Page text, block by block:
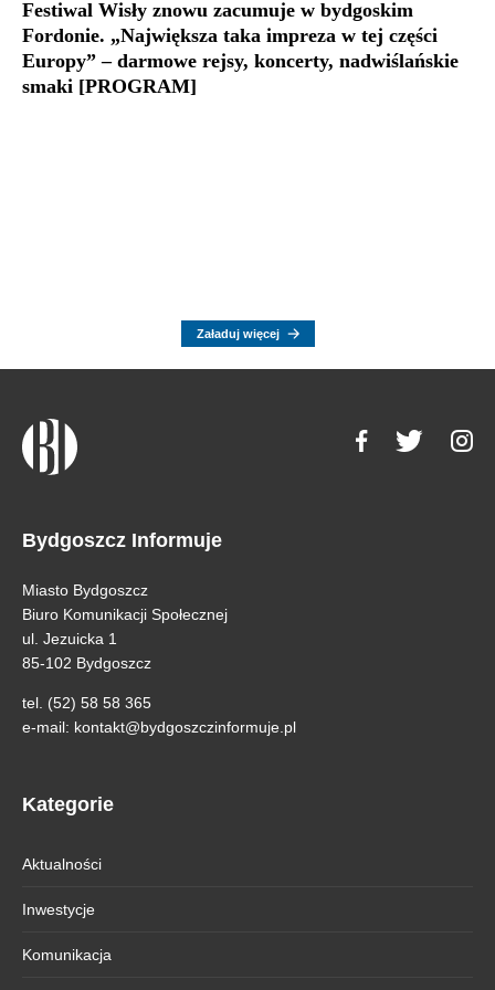
Festiwal Wisły znowu zacumuje w bydgoskim
Fordonie. „Największa taka impreza w tej części
Europy” – darmowe rejsy, koncerty, nadwiślańskie
smaki [PROGRAM]
Załaduj więcej
Bydgoszcz Informuje
Miasto Bydgoszcz
Biuro Komunikacji Społecznej
ul. Jezuicka 1
85-102 Bydgoszcz
tel. (52) 58 58 365
e-mail: kontakt@bydgoszczinformuje.pl
Kategorie
Aktualności
Inwestycje
Komunikacja